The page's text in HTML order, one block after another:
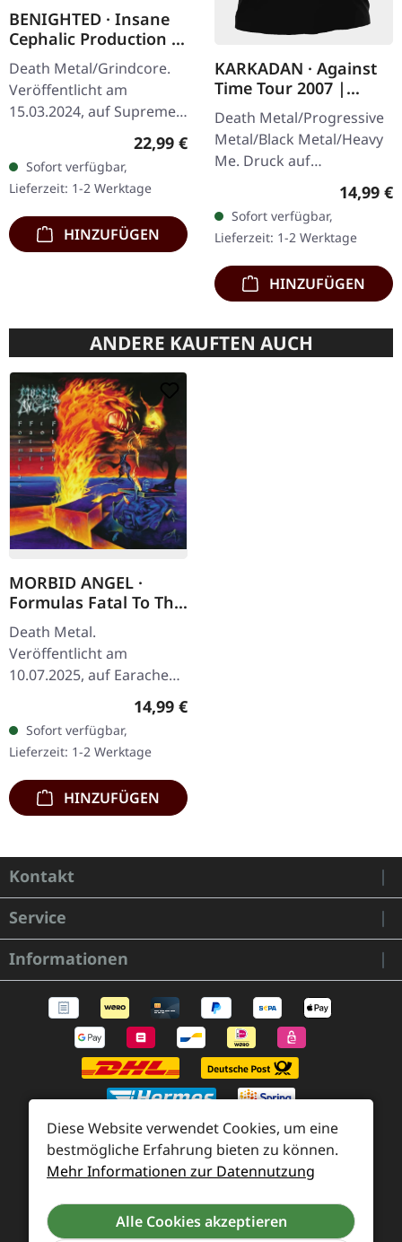
BENIGHTED · Insane
Cephalic Production |
DARK GREEN LP
Death Metal/Grindcore.
Veröffentlicht am
15.03.2024, auf Supreme
Dunkelgrünes Vinyl mit
schwerem Cover und
Insert. Limitiert auf 100…
Regulärer Preis:
22,99 €
Sofort verfügbar,
Lieferzeit: 1-2 Werktage
HINZUFÜGEN
KARKADAN · Against
Time Tour 2007 |
GIRLIE
Death Metal/Progressive
Metal/Black Metal/Heavy
Me. Druck auf
Rückseite. Front Logo,
Rückseite: Tourdaten.
100% Baumwolle
14,99 €
Sofort verfügbar,
Lieferzeit: 1-2 Werktage
HINZUFÜGEN
ANDERE KAUFTEN AUCH
MORBID ANGEL ·
Formulas Fatal To The
Flesh | DIGIPAK CD
Death Metal.
Veröffentlicht am
10.07.2025, auf Earache
Records. CD im Digipak.
"Formulas Fatal To The
Flesh" steht als Morbid
Angels fünftes…
Regulärer Preis:
14,99 €
Sofort verfügbar,
Lieferzeit: 1-2 Werktage
HINZUFÜGEN
Kontakt
Service
Informationen
Zahlung und Versand
Widerrufsrecht und Rücksendung
Kontakt
Händleranfragen
Cookie-Voreinstellungen
Diese Website verwendet Cookies, um eine
bestmögliche Erfahrung bieten zu können.
Mehr Informationen zur Datennutzung
Alle Cookies akzeptieren